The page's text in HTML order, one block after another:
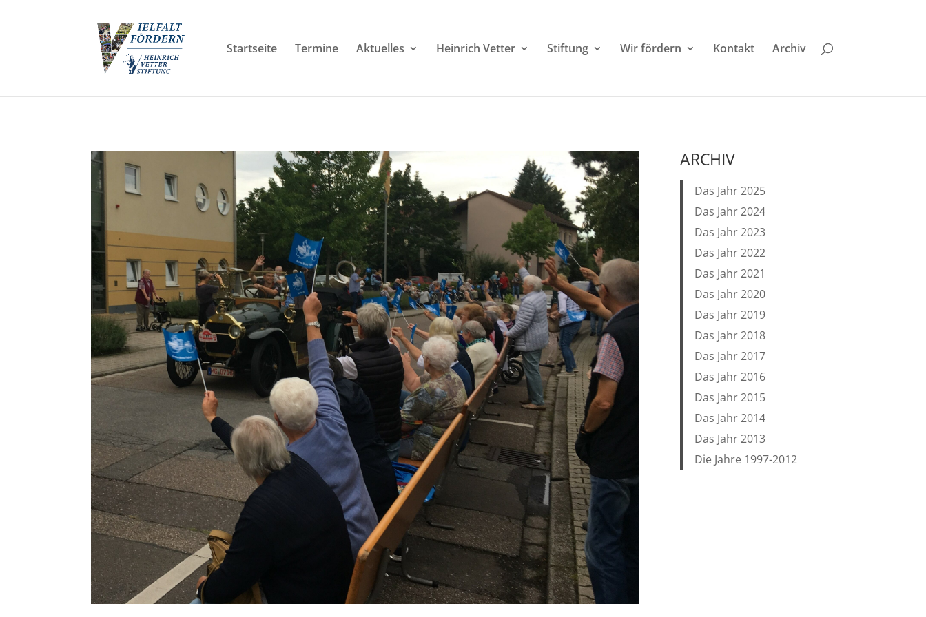
Startseite Termine Aktuelles Heinrich Vetter Stiftung Wir fördern Kontakt Archiv
ARCHIV
Das Jahr 2025
Das Jahr 2024
Das Jahr 2023
Das Jahr 2022
Das Jahr 2021
Das Jahr 2020
Das Jahr 2019
Das Jahr 2018
Das Jahr 2017
Das Jahr 2016
Das Jahr 2015
Das Jahr 2014
Das Jahr 2013
Die Jahre 1997-2012